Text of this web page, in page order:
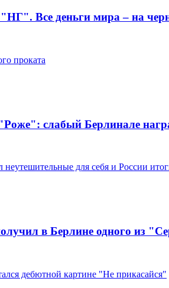
Все деньги мира – на
проката
слабый Берлинале
неутешительные для себя и России
в Берлине одного из
дебютной картине "Не прикасайся"